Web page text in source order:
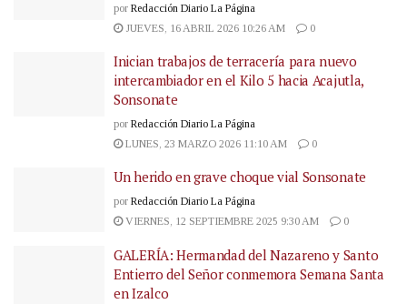
por Redacción Diario La Página
JUEVES, 16 ABRIL 2026 10:26 AM
0
Inician trabajos de terracería para nuevo
intercambiador en el Kilo 5 hacia Acajutla,
Sonsonate
por Redacción Diario La Página
LUNES, 23 MARZO 2026 11:10 AM
0
Un herido en grave choque vial Sonsonate
por Redacción Diario La Página
VIERNES, 12 SEPTIEMBRE 2025 9:30 AM
0
GALERÍA: Hermandad del Nazareno y Santo
Entierro del Señor conmemora Semana Santa
en Izalco